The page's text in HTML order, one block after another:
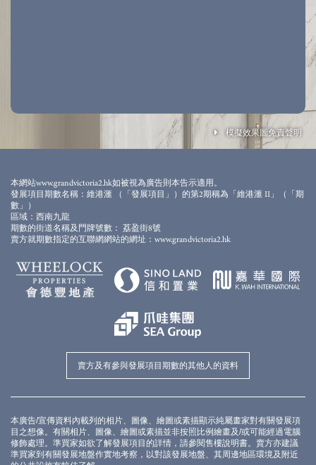
模擬效果圖免責聲明
觀、外觀或周邊環境。模擬效果圖及上述的設施、裝置、裝修物料、設備、裝飾物、植
物、園景及其他物件等未必會在落成後的發展項目期數或其附近出現。模擬效果圖内的
顔色、用料、裝置、裝修物料、設備、裝飾物、植物、園景及其他物件等並非交樓標
準，未必會在實際發展項目期數或其任何部分出現。發展項目期數外牆、平台及天台可
能存在之喉管、管綫、冷氣機及格柵等及周邊環境及建築物並無完全顯示。賣方建議準
買家到有關發展地盤作實地考察，以對該發展地盤、其周邊地區環境及附近的公共設施
有較佳了解。模擬效果圖及本廣告/宣傳資料並不構成亦不得被詮釋成賣方就發展項目期
時改動建築物圖則及其他圖則，發展項目及/或期數之設計以政府相關部門取後批准之圖
則為準。
每個住宅物業的實用面積以及構成住宅物業的一部份的範圍內的露台、工作平台及陽台
（如有）之樓面面積，是按照《一手住宅物業銷售條例》第8條計算得出的。在構成住宅
《一手住宅物業銷售條例》附表2第2部計算得出的。實用面積及其他指明項目的面積
（不計算入實用面積）的詳情，請參閱售樓說明書。
圖則經簡化處理，僅供參考，賣方保留權利改動建築圖則及其他圖則。期數及發展項目
方亦建議準買家到有關發展地盤作實地考察，以對發展項目地盤、其周邊地區環境及附
近的公共設施有較佳了解。
本網站www.grandvictoria2.hk如被視為廣告則本告示適用。
發展項目期數名稱：維港滙 （「發展項目」）的第2期稱為「維港滙 II」（「期
數」）
區域：西南九龍
期數的街道名稱及門牌號數： 荔盈街8號
賣方就期數指定的互聯網網站的網址：www.grandvictoria2.hk
賣方及有參與發展項目期數的其他人的資料
本廣告/宣傳資料內載列的相片、圖像、繪圖或素描顯示純屬畫家對有關發展項
目之想像。有關相片、圖像、繪圖或素描並非按照比例繪畫及/或可能經過電腦
修飾處理。準買家如欲了解發展項目的詳情，請參閱售樓說明書。賣方亦建議
準買家到有關發展地盤作實地考察，以對該發展地盤、其周邊地區環境及附近